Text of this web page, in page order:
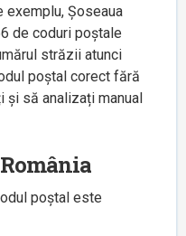
exemplu, Șoseaua
de coduri poștale
străzii atunci
poștal corect fără
și să analizați manual
poștal este